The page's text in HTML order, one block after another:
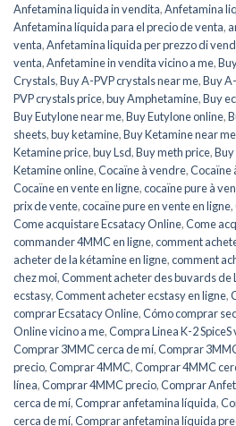
Anfetamina liquida in vendita,Anfetamina
Anfetamina líquida para el precio de venta,
venta,Anfetamina liquida per prezzo di
venta,Anfetamine in vendita vicino a me,
Crystals,Buy A-PVP crystals near me,Buy
PVP crystals price,buy Amphetamine,Buy
Buy Eutylone near me,Buy Eutylone online,
sheets,buy ketamine,Buy Ketamine near me
Ketamine price,buy Lsd,Buy meth price,
Ketamine online,Cocaïne à vendre,Cocaïne
Cocaïne en vente en ligne,cocaïne pure à
prix de vente,cocaïne pure en vente en ligne,
Come acquistare Ecsatacy Online,Come
commander 4MMC en ligne,comment
acheter de la kétamine en ligne,comment
chez moi,Comment acheter des buvards de
ecstasy,Comment acheter ecstasy en ligne,
comprar Ecsatacy Online,Cómo comprar
Online vicino a me,Compra Linea K-2 SpiceS
Comprar 3MMC cerca de mí,Comprar
precio,Comprar 4MMC,Comprar 4MMC
línea,Comprar 4MMC precio,Comprar
cerca de mí,Comprar anfetamina líquida,
cerca de mí,Comprar anfetamina líquida